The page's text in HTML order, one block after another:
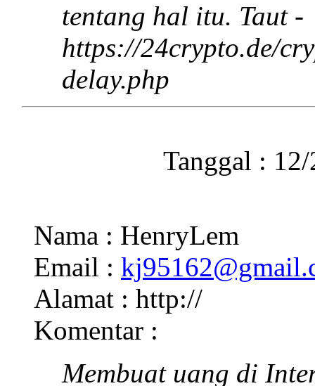
tentang hal itu. Taut -
https://24crypto.de/
delay.php
Tanggal :
Nama : HenryLem
Email :
Alamat : http://
Komentar :
Membuat uang di